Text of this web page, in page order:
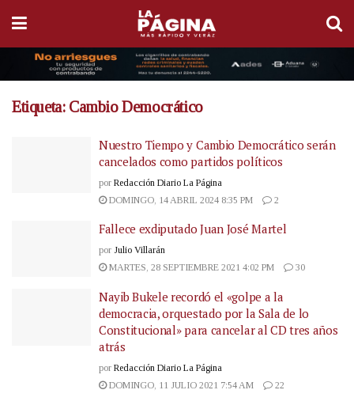
Etiqueta: Cambio Democrático
Nuestro Tiempo y Cambio Democrático serán
cancelados como partidos políticos
por Redacción Diario La Página
DOMINGO, 14 ABRIL 2024 8:35 PM
2
Fallece exdiputado Juan José Martel
por Julio Villarán
MARTES, 28 SEPTIEMBRE 2021 4:02 PM
30
Nayib Bukele recordó el «golpe a la
democracia, orquestado por la Sala de lo
Constitucional» para cancelar al CD tres años
atrás
por Redacción Diario La Página
DOMINGO, 11 JULIO 2021 7:54 AM
22